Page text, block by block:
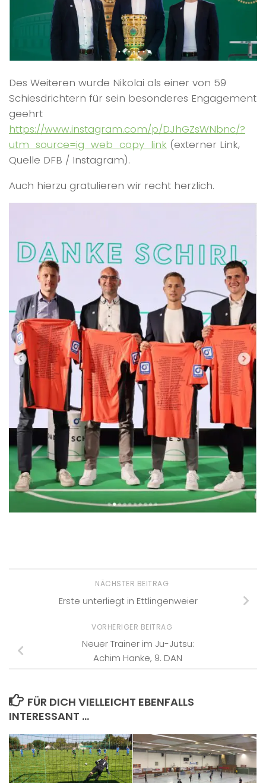
Des Weiteren wurde Nikolai als einer von 59
Schiesdrichtern für sein besonderes Engagement
geehrt
https://www.instagram.com/p/DJhGZsWNbnc/?
utm_source=ig_web_copy_link (externer Link,
Quelle DFB / Instagram).
Auch hierzu gratulieren wir recht herzlich.
NÄCHSTER BEITRAG
Erste unterliegt in Ettlingenweier
VORHERIGER BEITRAG
Neuer Trainer im Ju-Jutsu:
Achim Hanke, 9. DAN
FÜR DICH VIELLEICHT EBENFALLS
INTERESSANT …